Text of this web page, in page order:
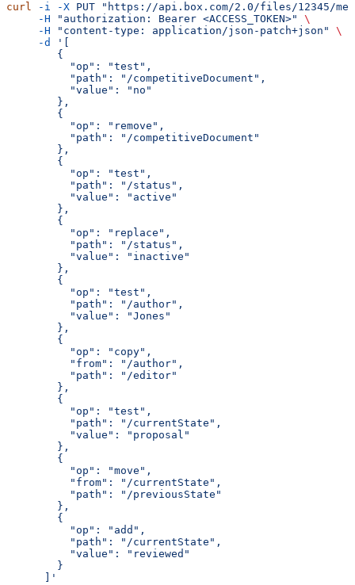
curl -i -X PUT "https://api.box.com/2.0/files/12345/
     -H
"authorization: Bearer <ACCESS_TOKEN>"
\
     -H
"content-type: application/json-patch+json"
\
     -d
'[
        {
          "op": "test",
          "path": "/competitiveDocument",
          "value": "no"
        },
        {
          "op": "remove",
          "path": "/competitiveDocument"
        },
        {
          "op": "test",
          "path": "/status",
          "value": "active"
        },
        {
          "op": "replace",
          "path": "/status",
          "value": "inactive"
        },
        {
          "op": "test",
          "path": "/author",
          "value": "Jones"
        },
        {
          "op": "copy",
          "from": "/author",
          "path": "/editor"
        },
        {
          "op": "test",
          "path": "/currentState",
          "value": "proposal"
        },
        {
          "op": "move",
          "from": "/currentState",
          "path": "/previousState"
        },
        {
          "op": "add",
          "path": "/currentState",
          "value": "reviewed"
        }
      ]'